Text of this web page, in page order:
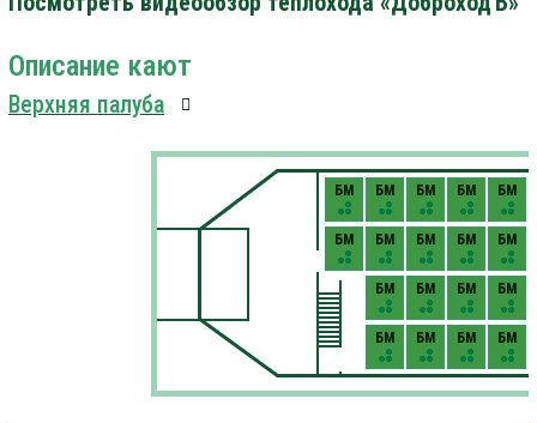
Описание кают
Верхняя палуба
БМ БМ
БМ БМ
БМ
БМ БМ БМ БМ
БМ БМ БМ
БМ
БМ БМ
БМ БМ
БМ